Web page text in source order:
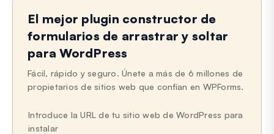
Última actualización el 03 de junio de 2025
El mejor plugin constructor de
formularios de arrastrar y soltar
para WordPress
Fácil, rápido y seguro. Únete a más de 6 millones de
propietarios de sitios web que confían en WPForms.
Introduce la URL de tu sitio web de WordPress para
instalar